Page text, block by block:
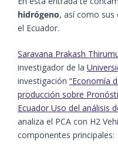
hidrógeno, así como sus
el Ecuador.
Saravana Prakash
investigador de la
investigación “Economía
producción sobre
Ecuador Uso del análisis
analiza el PCA con H2
componentes principales: